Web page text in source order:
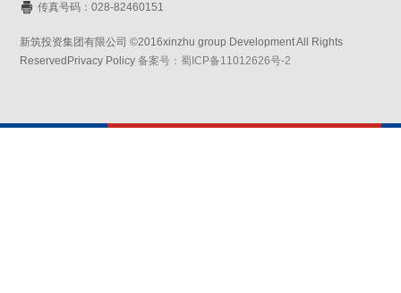
传真号码：028-82460151
新筑投资集团有限公司 ©2016xinzhu group Development All Rights
ReservedPrivacy Policy备案号：蜀ICP备11012626号-2